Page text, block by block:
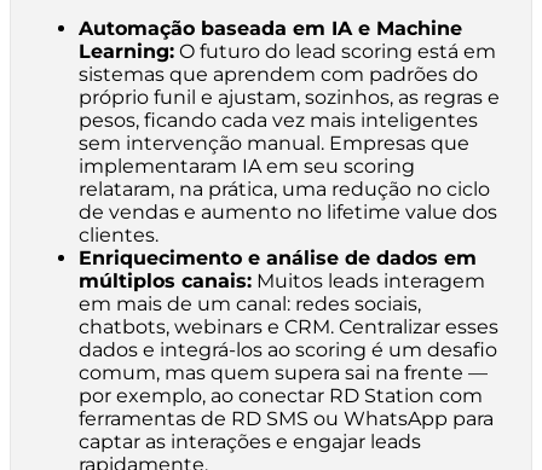
Automação baseada em IA e Machine
Learning: O futuro do lead scoring está em
sistemas que aprendem com padrões do
próprio funil e ajustam, sozinhos, as regras e
pesos, ficando cada vez mais inteligentes
sem intervenção manual. Empresas que
implementaram IA em seu scoring
relataram, na prática, uma redução no ciclo
de vendas e aumento no lifetime value dos
clientes.
Enriquecimento e análise de dados em
múltiplos canais: Muitos leads interagem
em mais de um canal: redes sociais,
chatbots, webinars e CRM. Centralizar esses
dados e integrá-los ao scoring é um desafio
comum, mas quem supera sai na frente —
por exemplo, ao conectar RD Station com
ferramentas de RD SMS ou WhatsApp para
captar as interações e engajar leads
rapidamente.